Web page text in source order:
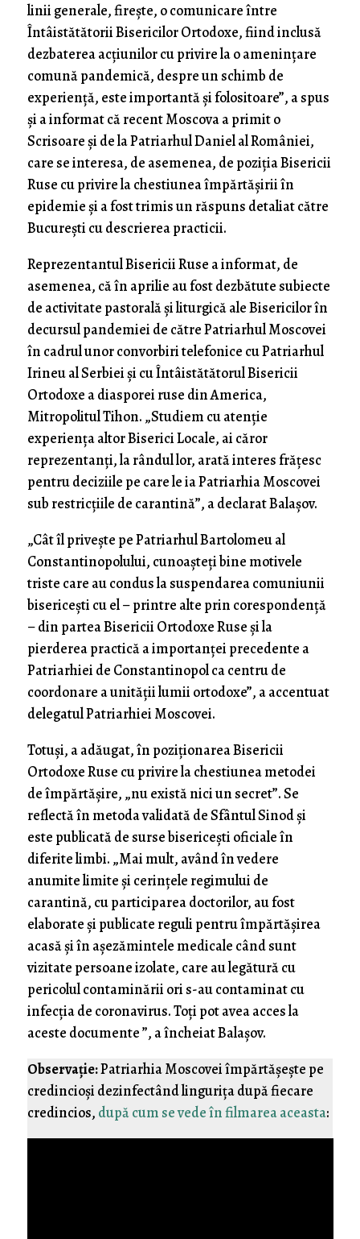
linii generale, firește, o comunicare între
Întâistătătorii Bisericilor Ortodoxe, fiind inclusă
dezbaterea acțiunilor cu privire la o amenințare
comună pandemică, despre un schimb de
experiență, este importantă și folositoare”, a spus
și a informat că recent Moscova a primit o
Scrisoare și de la Patriarhul Daniel al României,
care se interesa, de asemenea, de poziția Bisericii
Ruse cu privire la chestiunea împărtășirii în
epidemie și a fost trimis un răspuns detaliat către
București cu descrierea practicii.
Reprezentantul Bisericii Ruse a informat, de
asemenea, că în aprilie au fost dezbătute subiecte
de activitate pastorală și liturgică ale Bisericilor în
decursul pandemiei de către Patriarhul Moscovei
în cadrul unor convorbiri telefonice cu Patriarhul
Irineu al Serbiei și cu Întâistătătorul Bisericii
Ortodoxe a diasporei ruse din America,
Mitropolitul Tihon. „Studiem cu atenție
experiența altor Biserici Locale, ai căror
reprezentanți, la rândul lor, arată interes frățesc
pentru deciziile pe care le ia Patriarhia Moscovei
sub restricțiile de carantină”, a declarat Balașov.
„Cât îl privește pe Patriarhul Bartolomeu al
Constantinopolului, cunoașteți bine motivele
triste care au condus la suspendarea comuniunii
bisericești cu el – printre alte prin corespondență
– din partea Bisericii Ortodoxe Ruse și la
pierderea practică a importanței precedente a
Patriarhiei de Constantinopol ca centru de
coordonare a unității lumii ortodoxe”, a accentuat
delegatul Patriarhiei Moscovei.
Totuși, a adăugat, în poziționarea Bisericii
Ortodoxe Ruse cu privire la chestiunea metodei
de împărtășire, „nu există nici un secret”. Se
reflectă în metoda validată de Sfântul Sinod și
este publicată de surse bisericești oficiale în
diferite limbi. „Mai mult, având în vedere
anumite limite și cerințele regimului de
carantină, cu participarea doctorilor, au fost
elaborate și publicate reguli pentru împărtășirea
acasă și în așezămintele medicale când sunt
vizitate persoane izolate, care au legătură cu
pericolul contaminării ori s-au contaminat cu
infecția de coronavirus. Toți pot avea acces la
aceste documente ”, a încheiat Balașov.
Observație:Patriarhia Moscovei împărtășește pe
credincioși dezinfectând lingurița după fiecare
credincios, după cum se vede în filmarea aceasta: